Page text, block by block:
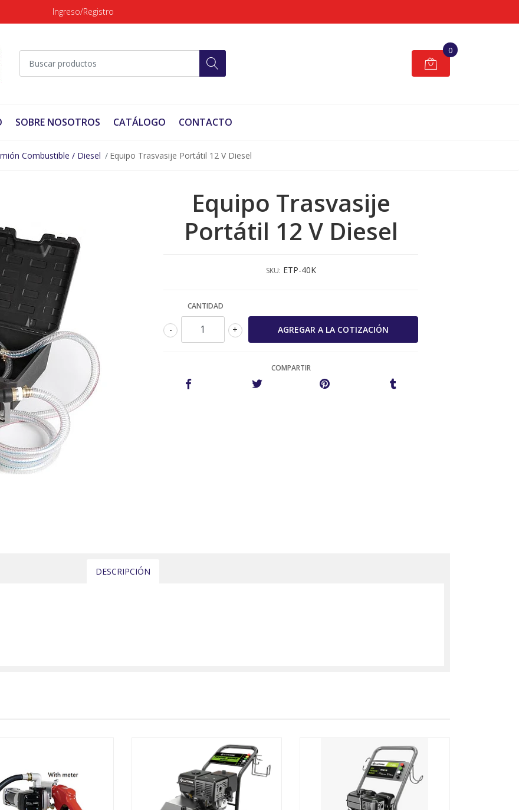
Ingreso/Registro
0
SOBRE NOSOTROS CATÁLOGO CONTACTO
Combustible / Diesel Equipo Trasvasije Portátil 12 V Diesel
Equipo Trasvasije
Portátil 12 V Diesel
SKU: ETP-40K
CANTIDAD
+
-
COMPARTIR
DESCRIPCIÓN